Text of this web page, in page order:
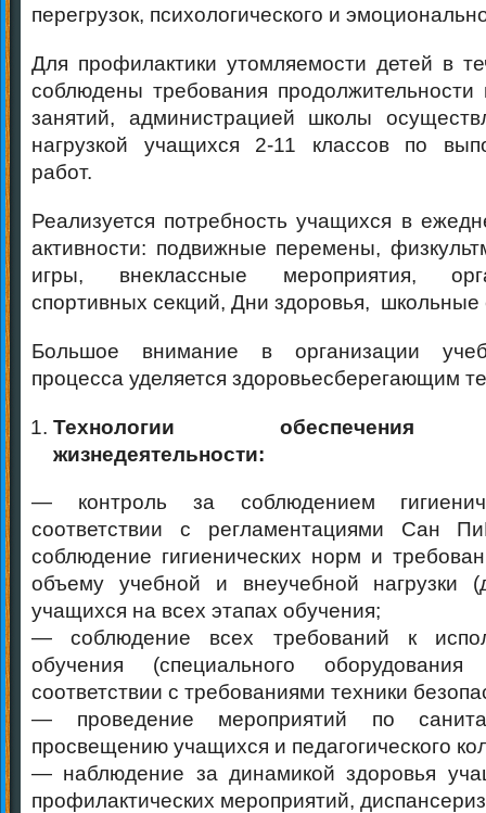
перегрузок, психологического и
Для профилактики утомляемости детей в
соблюдены требования
занятий, администрацией школы
нагрузкой учащихся 2-11 классов по
работ.
Реализуется потребность учащихся в
активности: подвижные перемены,
игры, внеклассные мероприятия,
спортивных секций, Дни здоровья, школьные
Большое внимание в организации
процесса уделяется здоровьесберегающим
Технологии обеспечения
жизнедеятельности:
— контроль за соблюдением
соответствии с регламентациями Сан
соблюдение гигиенических норм и
объему учебной и внеучебной нагрузки
учащихся на всех этапах обучения;
— соблюдение всех требований к
обучения (специального
соответствии с требованиями техники
— проведение мероприятий по
просвещению учащихся и педагогического
— наблюдение за динамикой здоровья
профилактических мероприятий,